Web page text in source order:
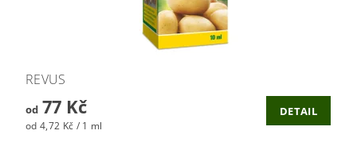
REVUS
od77 Kč
od 4,72 Kč / 1 ml
DETAIL